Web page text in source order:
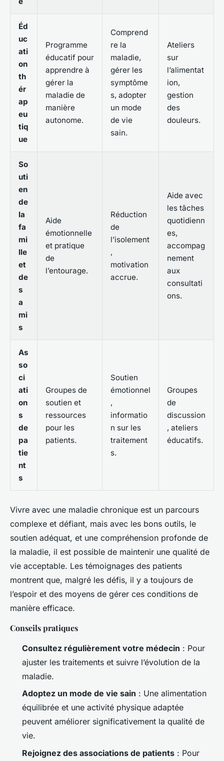
Éd
uc
ati
on
th
ér
ap
eu
tiq
ue
Programme
éducatif pour
apprendre à
gérer la
maladie de
manière
autonome.
Comprend
re la
maladie,
gérer les
symptôme
s, adopter
un mode
de vie
sain.
Ateliers
sur
l’alimentat
ion,
gestion
des
douleurs.
So
uti
en
de
la
fa
mi
lle
et
de
s
a
mi
s
Aide
émotionnelle
et pratique
de
l’entourage.
Réduction
de
l’isolement
,
motivation
accrue.
Aide avec
les tâches
quotidienn
es,
accompag
nement
aux
consultati
ons.
As
so
ci
ati
on
s
de
pa
tie
nt
s
Groupes de
soutien et
ressources
pour les
patients.
Soutien
émotionnel
,
informatio
n sur les
traitement
s.
Groupes
de
discussion
, ateliers
éducatifs.
Vivre avec une maladie chronique est un parcours
complexe et défiant, mais avec les bons outils, le
soutien adéquat, et une compréhension profonde de
la maladie, il est possible de maintenir une qualité de
vie acceptable. Les témoignages des patients
montrent que, malgré les défis, il y a toujours de
l’espoir et des moyens de gérer ces conditions de
manière efficace.
Conseils pratiques
Consultez régulièrement votre médecin : Pour
ajuster les traitements et suivre l’évolution de la
maladie.
Adoptez un mode de vie sain : Une alimentation
équilibrée et une activité physique adaptée
peuvent améliorer significativement la qualité de
vie.
Rejoignez des associations de patients : Pour